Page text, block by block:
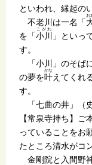
といわれ、縁起の
不老川は一名「
お
を「小川
こがわ
」といっ
す。
「小川」のそば
の夢を叶
かな
えてくれ
す。
「七曲の井」（
【常泉寺持ち】ご
っていることをお
たところ清水がコ
金剛院と入間野